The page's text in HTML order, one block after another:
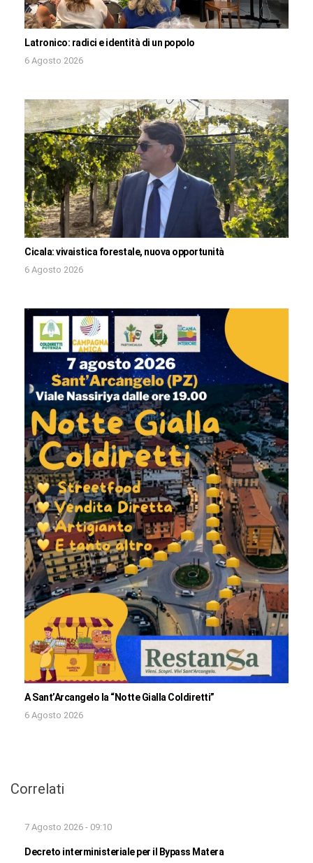
Latronico: radici e identità di un popolo
6 Agosto 2026
Cicala: vivaistica forestale, nuova opportunità
6 Agosto 2026
A Sant’Arcangelo la “Notte Gialla Coldiretti”
6 Agosto 2026
Correlati
7 Agosto 2026 - 09:10
Decreto interministeriale per il Bypass Matera